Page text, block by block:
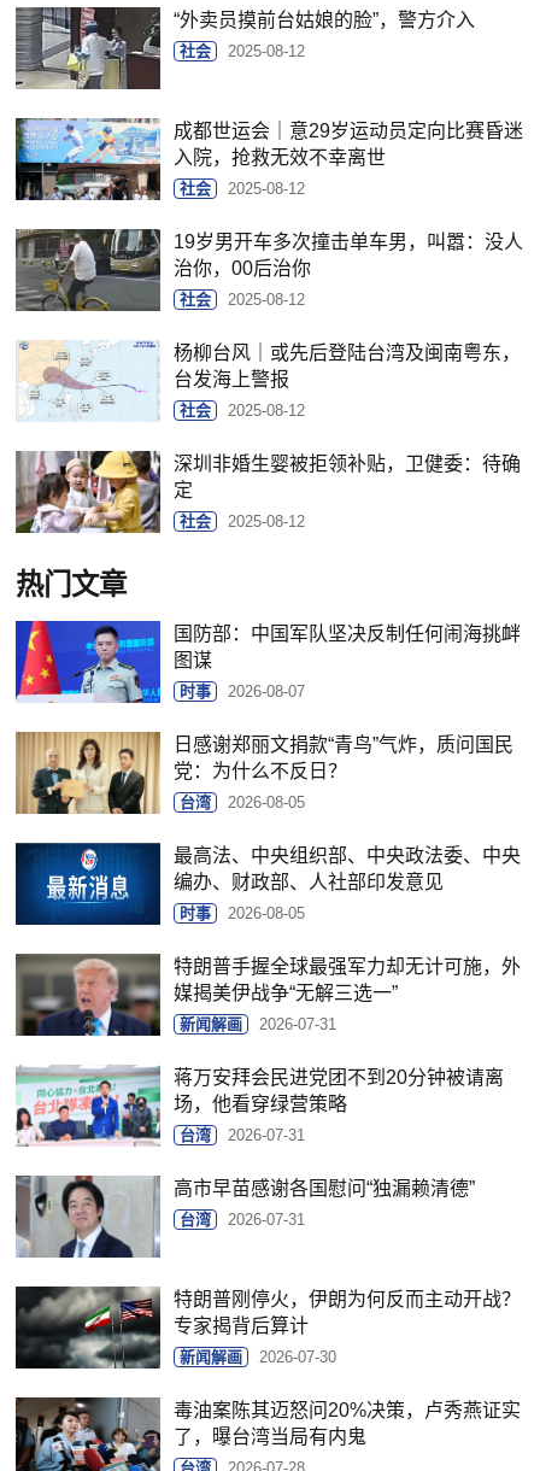
“外卖员摸前台姑娘的脸”，警方介入
社会 2025-08-12
成都世运会｜意29岁运动员定向比赛昏迷
入院，抢救无效不幸离世
社会 2025-08-12
19岁男开车多次撞击单车男，叫嚣：没人
治你，00后治你
社会 2025-08-12
杨柳台风｜或先后登陆台湾及闽南粤东，
台发海上警报
社会 2025-08-12
深圳非婚生婴被拒领补贴，卫健委：待确
定
社会 2025-08-12
热门文章
国防部：中国军队坚决反制任何闹海挑衅
图谋
时事 2026-08-07
日感谢郑丽文捐款“青鸟”气炸，质问国民
党：为什么不反日？
台湾 2026-08-05
最高法、中央组织部、中央政法委、中央
编办、财政部、人社部印发意见
时事 2026-08-05
特朗普手握全球最强军力却无计可施，外
媒揭美伊战争“无解三选一”
新闻解画 2026-07-31
蒋万安拜会民进党团不到20分钟被请离
场，他看穿绿营策略
台湾 2026-07-31
高市早苗感谢各国慰问“独漏赖清德”
台湾 2026-07-31
特朗普刚停火，伊朗为何反而主动开战？
专家揭背后算计
新闻解画 2026-07-30
毒油案陈其迈怒问20%决策，卢秀燕证实
了，曝台湾当局有内鬼